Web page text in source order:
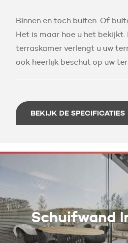
Binnen en toch buiten. Of
Het is maar hoe u het bekijkt.
terraskamer verlengt u uw
ook heerlijk beschut op uw
BEKIJK DE SPECIFICATIES
Schuifwand